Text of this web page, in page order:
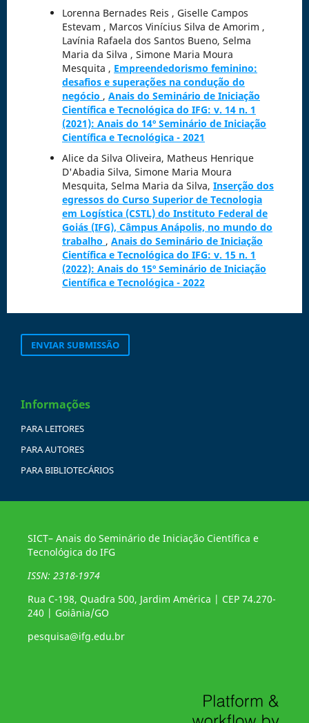
Lorenna Bernades Reis , Giselle Campos
Estevam , Marcos Vinícius Silva de Amorim ,
Lavínia Rafaela dos Santos Bueno, Selma
Maria da Silva , Simone Maria Moura
Mesquita , Empreendedorismo feminino:
desafios e superações na condução do
negócio , Anais do Seminário de Iniciação
Científica e Tecnológica do IFG: v. 14 n. 1
(2021): Anais do 14º Seminário de Iniciação
Científica e Tecnológica - 2021
Alice da Silva Oliveira, Matheus Henrique
D'Abadia Silva, Simone Maria Moura
Mesquita, Selma Maria da Silva, Inserção dos
egressos do Curso Superior de Tecnologia
em Logística (CSTL) do Instituto Federal de
Goiás (IFG), Câmpus Anápolis, no mundo do
trabalho , Anais do Seminário de Iniciação
Científica e Tecnológica do IFG: v. 15 n. 1
(2022): Anais do 15º Seminário de Iniciação
Científica e Tecnológica - 2022
ENVIAR SUBMISSÃO
Informações
PARA LEITORES
PARA AUTORES
PARA BIBLIOTECÁRIOS
SICT– Anais do Seminário de Iniciação Científica e
Tecnológica do IFG
ISSN: 2318-1974
Rua C-198, Quadra 500, Jardim América | CEP 74.270-
240 | Goiânia/GO
pesquisa@ifg.edu.br